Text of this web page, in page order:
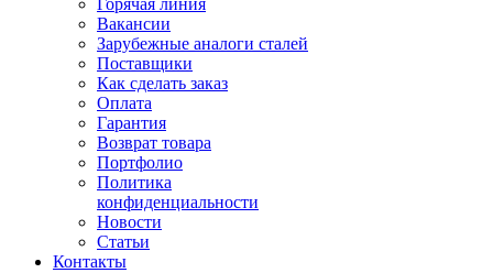
Горячая линия
Вакансии
Зарубежные аналоги сталей
Поставщики
Как сделать заказ
Оплата
Гарантия
Возврат товара
Портфолио
Политика
конфиденциальности
Новости
Статьи
Контакты